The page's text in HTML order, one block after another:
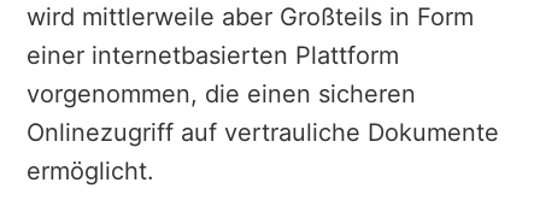
wird mittlerweile aber Großteils in Form
einer internetbasierten Plattform
vorgenommen, die einen sicheren
Onlinezugriff auf vertrauliche Dokumente
ermöglicht.